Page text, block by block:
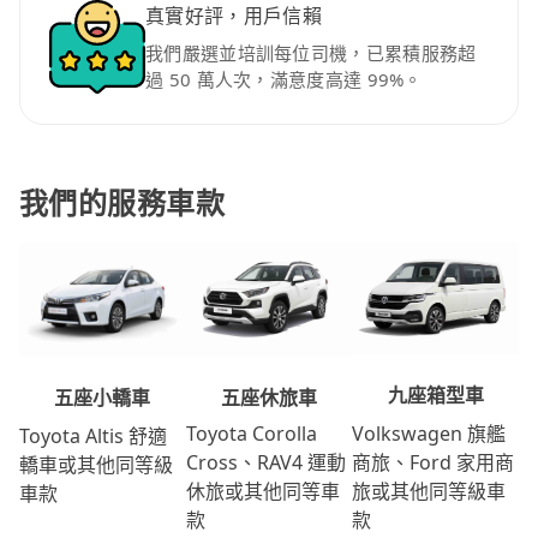
真實好評，用戶信賴
我們嚴選並培訓每位司機，已累積服務超
過 50 萬人次，滿意度高達 99%。
我們的服務車款
五座小轎車
Toyota Altis 舒適
轎車或其他同等級
車款
五座休旅車
Toyota Corolla
Cross、RAV4 運動
休旅或其他同等車
款
九座箱型車
Volkswagen 旗艦
商旅、Ford 家用商
旅或其他同等級車
款